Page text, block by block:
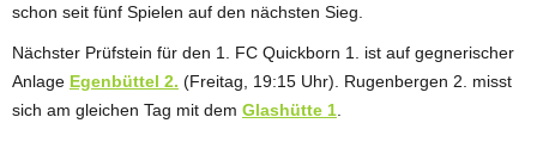
schon seit fünf Spielen auf den nächsten Sieg.
Nächster Prüfstein für den 1. FC Quickborn 1. ist auf gegnerischer
Anlage Egenbüttel 2. (Freitag, 19:15 Uhr). Rugenbergen 2. misst
sich am gleichen Tag mit dem Glashütte 1